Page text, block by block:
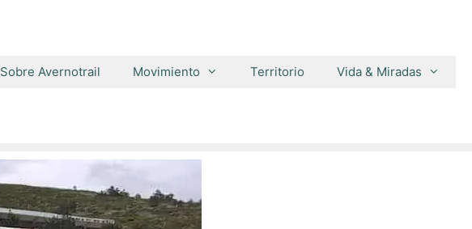
Sobre Avernotrail Movimiento Territorio Vida & Miradas